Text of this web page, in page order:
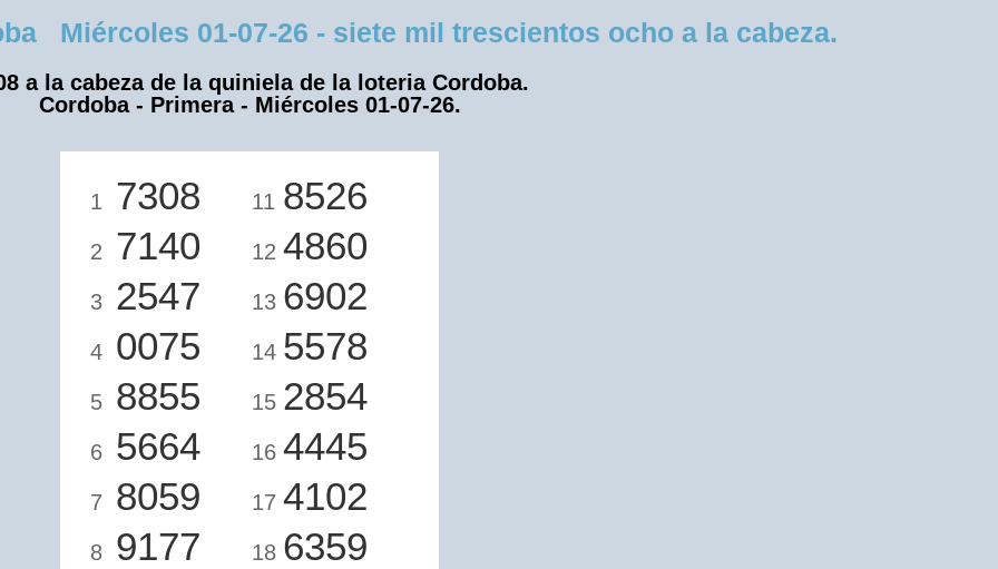
Miércoles 01-07-26 - siete mil trescientos ocho a la cabeza.
a la cabeza de la quiniela de la loteria Cordoba.
Cordoba - Primera - Miércoles 01-07-26.
1 7308
2 7140
3 2547
4 0075
5 8855
6 5664
7 8059
8 9177
11 8526
12 4860
13 6902
14 5578
15 2854
16 4445
17 4102
18 6359